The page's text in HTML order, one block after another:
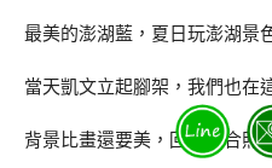
最美的澎湖藍，夏日玩澎湖景
當天凱文立起腳架，我們也在
背景比畫還要美，回家看合照